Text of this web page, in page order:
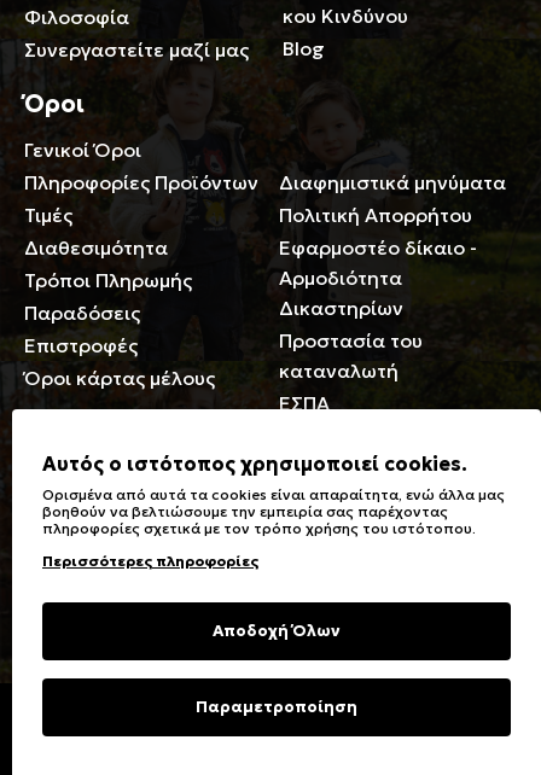
Φιλοσοφία
Συνεργαστείτε μαζί μας
κου Κινδύνου
Blog
Όροι
Γενικοί Όροι
Πληροφορίες Προϊόντων
Τιμές
Διαθεσιμότητα
Τρόποι Πληρωμής
Παραδόσεις
Επιστροφές
Όροι κάρτας μέλους
Περιορισμοί ευθύνης
Διαφημιστικά μηνύματα
Πολιτική Απορρήτου
Εφαρμοστέο δίκαιο -
Αρμοδιότητα
Δικαστηρίων
Προστασία του
καταναλωτή
ΕΣΠΑ
Γενικά
Καταστήματα
Ειδικές Εκπτώσεις ΑμΕΑ
Δωροκάρτες
Συχνές Ερωτήσεις
Φροντίδα Ρούχων
Σύμβολα πλύσης,
σιδερώματος
υφασμάτων
Επικοινωνία
Copyright © 2023 Energiers.gr
Αυτός ο ιστότοπος χρησιμοποιεί cookies.
Ορισμένα από αυτά τα cookies είναι απαραίτητα, ενώ άλλα μας
βοηθούν να βελτιώσουμε την εμπειρία σας παρέχοντας
πληροφορίες σχετικά με τον τρόπο χρήσης του ιστότοπου.
Περισσότερες πληροφορίες
Αποδοχή Όλων
Παραμετροποίηση